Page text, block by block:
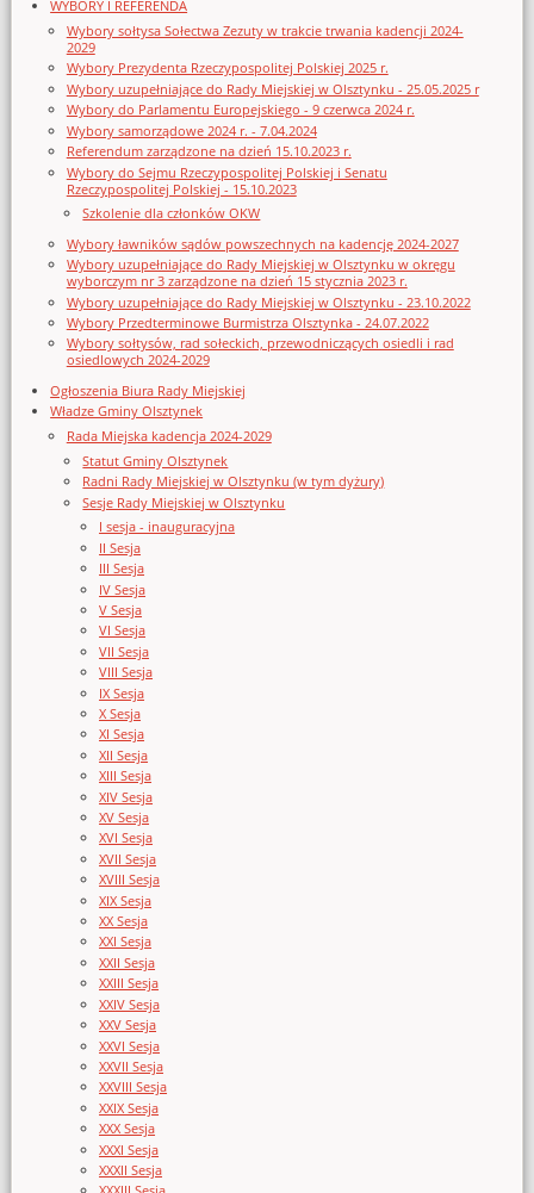
WYBORY I REFERENDA
Wybory sołtysa Sołectwa Zezuty w trakcie trwania kadencji 2024-
2029
Wybory Prezydenta Rzeczypospolitej Polskiej 2025 r.
Wybory uzupełniające do Rady Miejskiej w Olsztynku - 25.05.2025 r
Wybory do Parlamentu Europejskiego - 9 czerwca 2024 r.
Wybory samorządowe 2024 r. - 7.04.2024
Referendum zarządzone na dzień 15.10.2023 r.
Wybory do Sejmu Rzeczypospolitej Polskiej i Senatu
Rzeczypospolitej Polskiej - 15.10.2023
Szkolenie dla członków OKW
Wybory ławników sądów powszechnych na kadencję 2024-2027
Wybory uzupełniające do Rady Miejskiej w Olsztynku w okręgu
wyborczym nr 3 zarządzone na dzień 15 stycznia 2023 r.
Wybory uzupełniające do Rady Miejskiej w Olsztynku - 23.10.2022
Wybory Przedterminowe Burmistrza Olsztynka - 24.07.2022
Wybory sołtysów, rad sołeckich, przewodniczących osiedli i rad
osiedlowych 2024-2029
Ogłoszenia Biura Rady Miejskiej
Władze Gminy Olsztynek
Rada Miejska kadencja 2024-2029
Statut Gminy Olsztynek
Radni Rady Miejskiej w Olsztynku (w tym dyżury)
Sesje Rady Miejskiej w Olsztynku
I sesja - inauguracyjna
II Sesja
III Sesja
IV Sesja
V Sesja
VI Sesja
VII Sesja
VIII Sesja
IX Sesja
X Sesja
XI Sesja
XII Sesja
XIII Sesja
XIV Sesja
XV Sesja
XVI Sesja
XVII Sesja
XVIII Sesja
XIX Sesja
XX Sesja
XXI Sesja
XXII Sesja
XXIII Sesja
XXIV Sesja
XXV Sesja
XXVI Sesja
XXVII Sesja
XXVIII Sesja
XXIX Sesja
XXX Sesja
XXXI Sesja
XXXII Sesja